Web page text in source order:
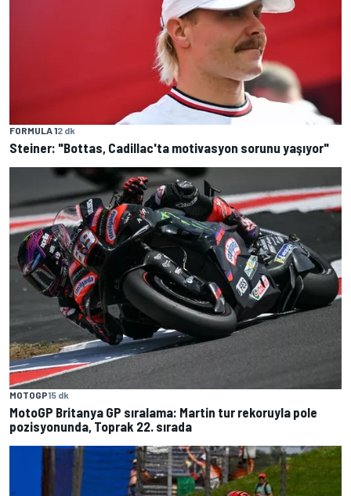
FORMULA 12 dk
Steiner: "Bottas, Cadillac'ta motivasyon sorunu yaşıyor"
MOTOGP15 dk
MotoGP Britanya GP sıralama: Martin tur rekoruyla pole
pozisyonunda, Toprak 22. sırada